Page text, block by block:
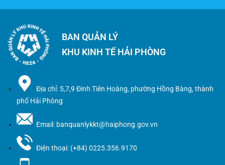
BAN QUẢN LÝ
KHU KINH TẾ HẢI PHÒNG
Địa chỉ: 5,7,9 Đinh Tiên Hoàng, phường Hồng Bàng, thành
phố Hải Phòng
Email: banquanlykkt@haiphong.gov.vn
Điện thoại: (+84) 0225.356.9170